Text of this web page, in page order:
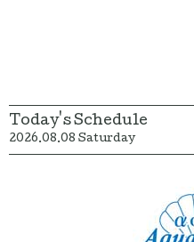
Today's Schedule
2026.08.08 Saturday